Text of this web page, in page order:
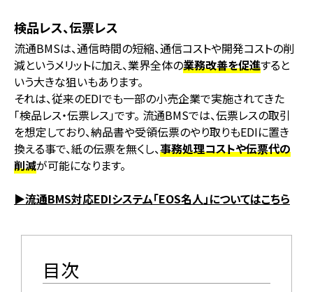
検品レス、伝票レス
流通BMSは、通信時間の短縮、通信コストや開発コストの削
減というメリットに加え、業界全体の業務改善を促進すると
いう大きな狙いもあります。
それは、従来のEDIでも一部の小売企業で実施されてきた
「検品レス・伝票レス」です。 流通BMSでは、伝票レスの取引
を想定しており、納品書や受領伝票のやり取りもEDIに置き
換える事で、紙の伝票を無くし、事務処理コストや伝票代の
削減が可能になります。
▶流通BMS対応EDIシステム「EOS名人」についてはこちら
目次